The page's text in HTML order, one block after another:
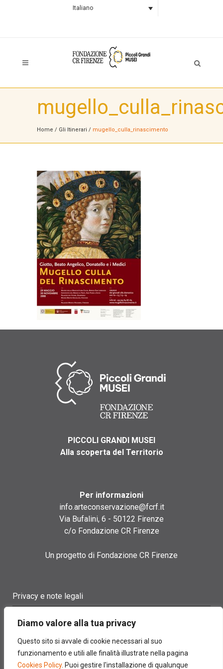
Diamo valore alla tua privacy
Questo sito si avvale di cookie necessari al suo
funzionamento e utili alle finalità illustrate nella pagina
Cookies Policy. Puoi gestire l'installazione di qualunque
Italiano
Home / Gli Itinerari / mugello_culla_rinascimento
PICCOLI GRANDI MUSEI
Alla scoperta del Territorio
Per informazioni
info.arteconservazione@fcrf.it
Via Bufalini, 6 - 50122 Firenze
c/o Fondazione CR Firenze
Un progetto di Fondazione CR Firenze
Privacy e note legali
Cookie policy
Contatti